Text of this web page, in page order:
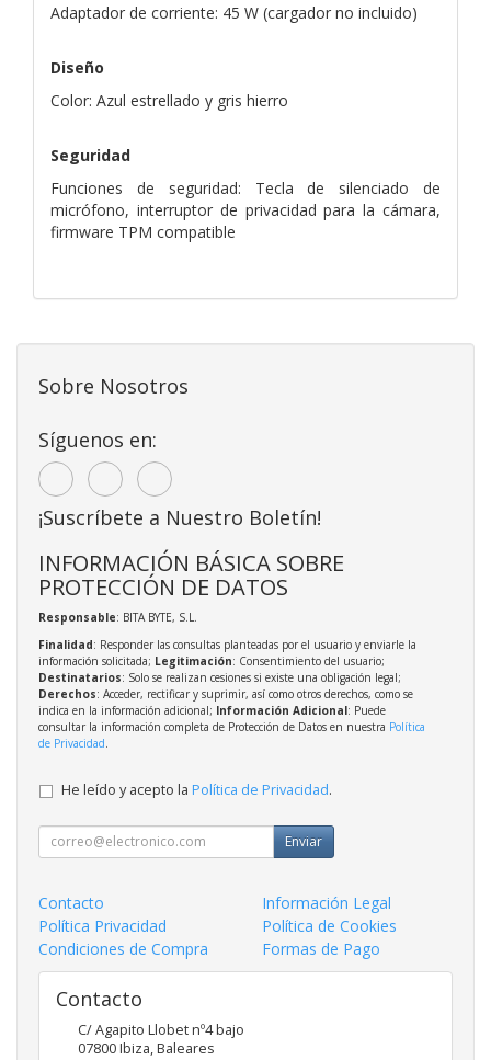
Adaptador de corriente: 45 W (cargador no incluido)
Diseño
Color: Azul estrellado y gris hierro
Seguridad
Funciones de seguridad: Tecla de silenciado de
micrófono, interruptor de privacidad para la cámara,
firmware TPM compatible
Sobre Nosotros
Síguenos en:
¡Suscríbete a Nuestro Boletín!
INFORMACIÓN BÁSICA SOBRE
PROTECCIÓN DE DATOS
Responsable: BITA BYTE, S.L.
Finalidad: Responder las consultas planteadas por el usuario y enviarle la
información solicitada; Legitimación: Consentimiento del usuario;
Destinatarios: Solo se realizan cesiones si existe una obligación legal;
Derechos: Acceder, rectificar y suprimir, así como otros derechos, como se
indica en la información adicional; Información Adicional: Puede
consultar la información completa de Protección de Datos en nuestra Política
de Privacidad
He leído y acepto la Política de Privacidad.
Enviar
Contacto
Información Legal
Política Privacidad
Política de Cookies
Condiciones de Compra
Formas de Pago
Contacto
C/ Agapito Llobet nº4 bajo
07800Ibiza,Baleares